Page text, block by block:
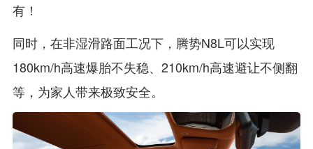
有！
同时，在非湿滑路面工况下，腾势N8L可以实现
180km/h高速爆胎不失稳、210km/h高速避让不侧翻
等，为家人带来极致安全。